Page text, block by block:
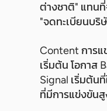
ต่างชาติ" แทน
"จดทะเบียนบริ
Content การแ
เริ่มต้น โอกาส
Signal เริ่มต้น
ที่มีการแข่งขันสู